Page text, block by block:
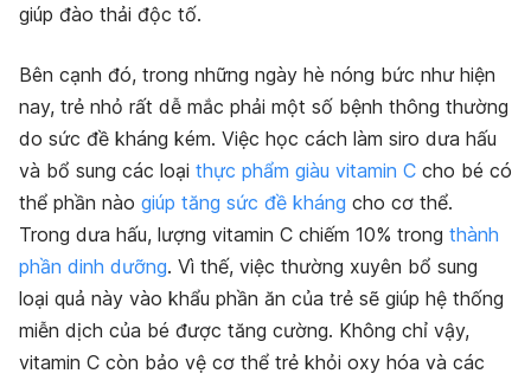
giúp đào thải độc tố.
Bên cạnh đó, trong những ngày hè nóng bức như hiện
nay, trẻ nhỏ rất dễ mắc phải một số bệnh thông thường
do sức đề kháng kém. Việc học cách làm siro dưa hấu
và bổ sung các loại thực phẩm giàu vitamin C cho bé có
thể phần nào giúp tăng sức đề kháng cho cơ thể.
Trong dưa hấu, lượng vitamin C chiếm 10% trong thành
phần dinh dưỡng. Vì thế, việc thường xuyên bổ sung
loại quả này vào khẩu phần ăn của trẻ sẽ giúp hệ thống
miễn dịch của bé được tăng cường. Không chỉ vậy,
vitamin C còn bảo vệ cơ thể trẻ khỏi oxy hóa và các